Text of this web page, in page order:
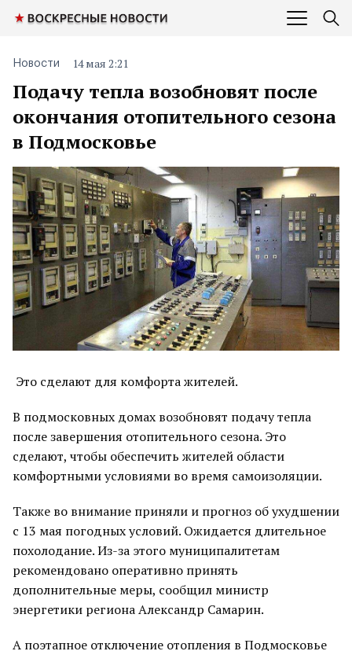
Подачу тепла возобновят после
окончания отопительного сезона
в Подмосковье
Новости 14 мая 2:21
Это сделают для комфорта жителей.
В подмосковных домах возобновят подачу тепла
после завершения отопительного сезона. Это
сделают, чтобы обеспечить жителей области
комфортными условиями во время самоизоляции.
Также во внимание приняли и прогноз об ухудшении
с 13 мая погодных условий. Ожидается длительное
похолодание. Из-за этого муниципалитетам
рекомендовано оперативно принять
дополнительные меры, сообщил министр
энергетики региона Александр Самарин.
А поэтапное отключение отопления в Подмосковье